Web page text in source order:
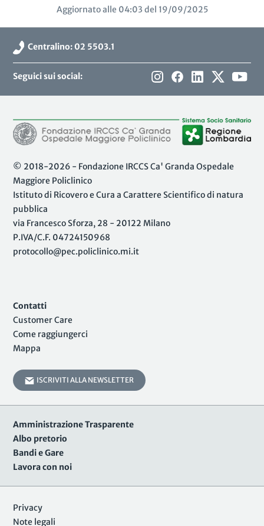
Aggiornato alle 04:03 del 19/09/2025
Centralino: 02 5503.1
Seguici sui social:
© 2018-2026 - Fondazione IRCCS Ca' Granda Ospedale
Maggiore Policlinico
Istituto di Ricovero e Cura a Carattere Scientifico di natura
pubblica
via Francesco Sforza, 28 - 20122 Milano
P.IVA/C.F. 04724150968
protocollo@pec.policlinico.mi.it
Contatti
Customer Care
Come raggiungerci
Mappa
ISCRIVITI ALLA NEWSLETTER
Amministrazione Trasparente
Albo pretorio
Bandi e Gare
Lavora con noi
Privacy
Note legali